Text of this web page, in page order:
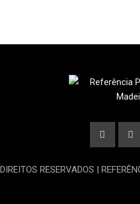
RESERVADOS |